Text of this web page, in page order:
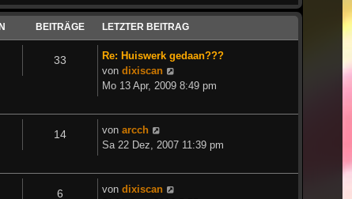
BEITRÄGE LETZTER BEITRAG
33
Re: Huiswerk gedaan???
von dixiscan
Beitrag
Mo 13 Apr, 2009 8:49 pm
14 von arcch
Beitrag
Sa 22 Dez, 2007 11:39 pm
6 von dixiscan